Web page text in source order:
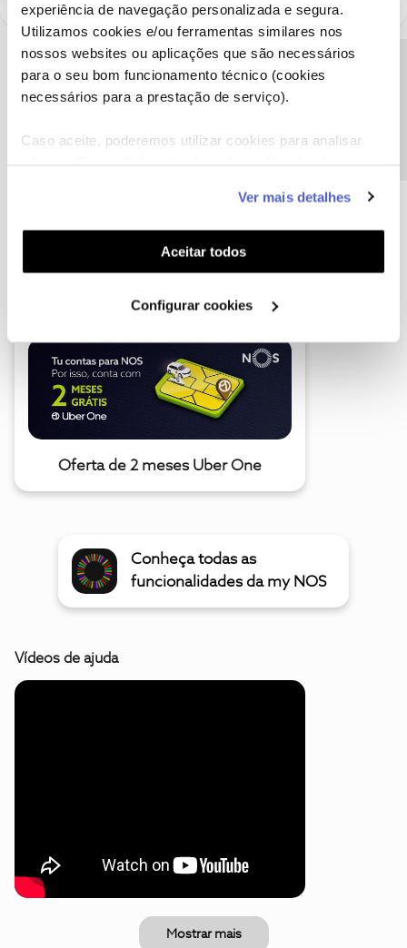
experiência de navegação personalizada e segura.
Utilizamos cookies e/ou ferramentas similares nos
nossos websites ou aplicações que são necessários
para o seu bom funcionamento técnico (cookies
necessários para a prestação de serviço).
Caso aceite, poderemos utilizar cookies para analisar
funcionalidades (cookies de personalização e
funcionalidade) e adaptar anúncios aos seus interesses
(cookies de publicidade personalizada). Pode gerir a
utilização dos cookies clicando em "Configurar
Ver mais detalhes
Aceitar todos
Configurar cookies
A poupança que COMBINA
Oferta de 2 meses Uber One
Conheça todas as
funcionalidades da my NOS
Vídeos de ajuda
Mostrar mais